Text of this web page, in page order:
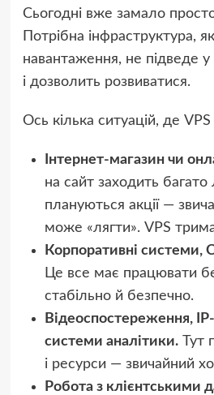
Сьогодні вже замало
Потрібна інфраструктура,
навантаження, не підведе
і дозволить розвиватися.
Ось кілька ситуацій, де
Інтернет-магазин чи
на сайт заходить
плануються акції —
може «лягти». VPS
Корпоративні системи,
Це все має працювати
стабільно й безпечно.
Відеоспостереження,
системи аналітики.Тут
і ресурси — звичайний
Робота з клієнтськими